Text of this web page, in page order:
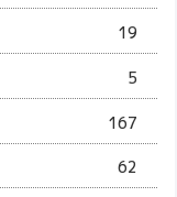
19
5
167
62